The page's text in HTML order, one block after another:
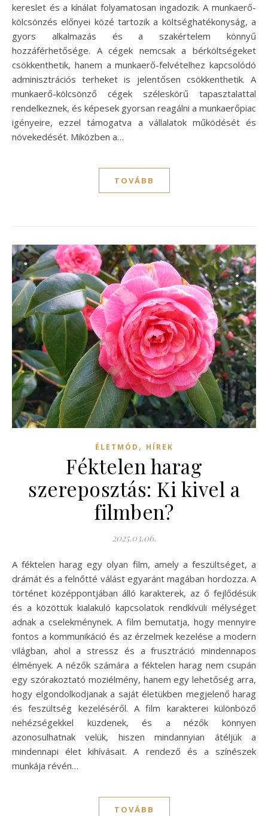
kereslet és a kínálat folyamatosan ingadozik. A munkaerő-
kölcsönzés előnyei közé tartozik a költséghatékonyság, a
gyors alkalmazás és a szakértelem könnyű
hozzáférhetősége. A cégek nemcsak a bérköltségeket
csökkenthetik, hanem a munkaerő-felvételhez kapcsolódó
adminisztrációs terheket is jelentősen csökkenthetik. A
munkaerő-kölcsönző cégek széleskörű tapasztalattal
rendelkeznek, és képesek gyorsan reagálni a munkaerőpiac
igényeire, ezzel támogatva a vállalatok működését és
növekedését. Miközben a…
TOVÁBB
ÉLETMÓD , HÍREK
Féktelen harag
szereposztás: Ki kivel a
filmben?
2025.03.06.
A féktelen harag egy olyan film, amely a feszültséget, a
drámát és a felnőtté válást egyaránt magában hordozza. A
történet középpontjában álló karakterek, az ő fejlődésük
és a közöttük kialakuló kapcsolatok rendkívüli mélységet
adnak a cselekménynek. A film bemutatja, hogy mennyire
fontos a kommunikáció és az érzelmek kezelése a modern
világban, ahol a stressz és a frusztráció mindennapos
élmények. A nézők számára a féktelen harag nem csupán
egy szórakoztató moziélmény, hanem egy lehetőség arra,
hogy elgondolkodjanak a saját életükben megjelenő harag
és feszültség kezeléséről. A film karakterei különböző
nehézségekkel küzdenek, és a nézők könnyen
azonosulhatnak velük, hiszen mindannyian átéljük a
mindennapi élet kihívásait. A rendező és a színészek
munkája révén…
TOVÁBB